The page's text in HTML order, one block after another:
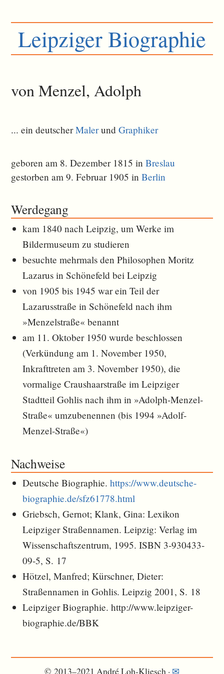
Leipziger Biographie
von Menzel, Adolph
... ein deutscherMalerundGraphiker
geboren am 8. Dezember 1815 inBreslau
gestorben am 9. Februar 1905 inBerlin
Werdegang
kam 1840 nach Leipzig, um Werke im
Bildermuseum zu studieren
besuchte mehrmals den Philosophen Moritz
Lazarus in Schönefeld bei Leipzig
von 1905 bis 1945 war ein Teil der
Lazarusstraße in Schönefeld nach ihm
»Menzelstraße« benannt
am 11. Oktober 1950 wurde beschlossen
(Verkündung am 1. November 1950,
Inkrafttreten am 3. November 1950), die
vormalige Craushaarstraße im Leipziger
Stadtteil Gohlis nach ihm in »Adolph-Menzel-
Straße« umzubenennen (bis 1994 »Adolf-
Menzel-Straße«)
Nachweise
Deutsche Biographie.https://www.deutsche-
biographie.de/sfz61778.html
Griebsch, Gernot; Klank, Gina: Lexikon
Leipziger Straßennamen. Leipzig: Verlag im
Wissenschaftszentrum, 1995. ISBN 3-930433-
09-5, S. 17
Hötzel, Manfred; Kürschner, Dieter:
Straßennamen in Gohlis. Leipzig 2001, S. 18
Leipziger Biographie. http://www.leipziger-
biographie.de/BBK
© 2013–2021 André Loh-Kliesch · ✉︎